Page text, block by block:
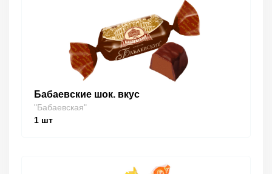
Бабаевские шок. вкус
"Бабаевская"
1 шт